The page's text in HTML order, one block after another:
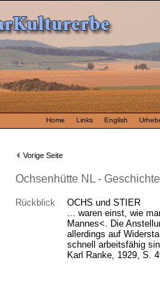
Home Links English
Vorige Seite
Ochsenhütte NL - Geschichte
Rückblick
OCHS und STIER
... waren einst, wie
Mannes<. Die
allerdings auf
schnell arbeitsfähig
Karl Ranke, 1929, S.